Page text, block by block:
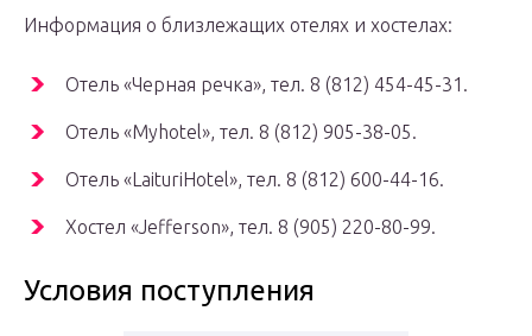
Информация о близлежащих отелях и хостелах:
Отель «Черная речка», тел. 8 (812) 454-45-31.
Отель «Myhotel», тел. 8 (812) 905-38-05.
Отель «LaituriHotel», тел. 8 (812) 600-44-16.
Хостел «Jefferson», тел. 8 (905) 220-80-99.
Условия поступления